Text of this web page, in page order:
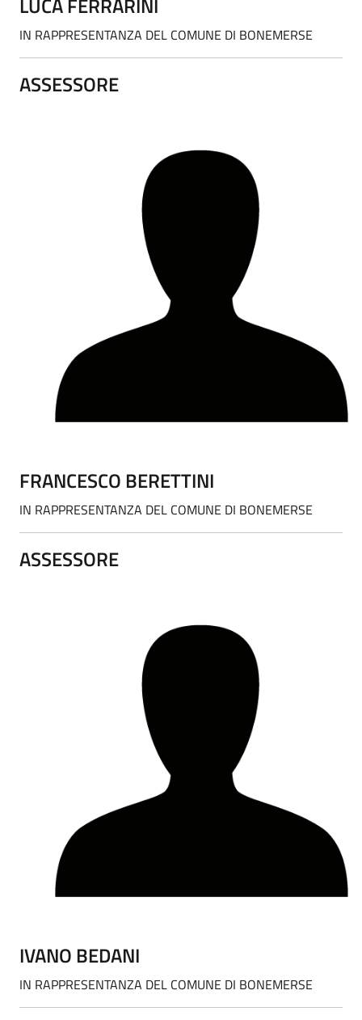
IN RAPPRESENTANZA DEL COMUNE DI BONEMERSE
ASSESSORE
FRANCESCO BERETTINI
IN RAPPRESENTANZA DEL COMUNE DI BONEMERSE
ASSESSORE
IVANO BEDANI
IN RAPPRESENTANZA DEL COMUNE DI BONEMERSE